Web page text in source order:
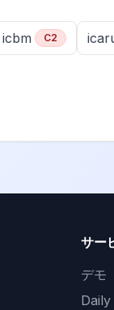
icbm C2
サー
デモ